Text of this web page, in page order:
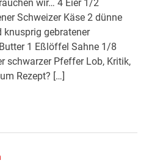
wir… 4 Eier 1/2
Schweizer Käse 2 dünne
knusprig gebratener
1 Eßlöffel Sahne 1/8
schwarzer Pfeffer Lob, Kritik,
Rezept? […]